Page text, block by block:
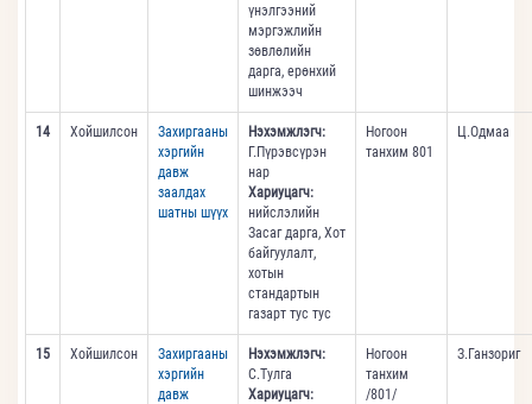
үнэлгээний
мэргэжлийн
зөвлөлийн
дарга, ерөнхий
шинжээч
14 Хойшилсон
Захиргааны
хэргийн
давж
заалдах
шатны шүүх
Нэхэмжлэгч:
Г.Пүрэвсүрэн
нар
Хариуцагч:
нийслэлийн
Засаг дарга, Хот
байгуулалт,
хотын
стандартын
газарт тус тус
Ногоон
танхим 801
Ц.Одмаа
15 Хойшилсон
Захиргааны
хэргийн
давж
Нэхэмжлэгч:
С.Тулга
Хариуцагч:
Ногоон
танхим
/801/
З.Ганзориг